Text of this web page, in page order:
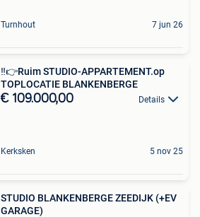
Turnhout 7 jun 26
‼️👉Ruim STUDIO-APPARTEMENT.op
TOPLOCATIE BLANKENBERGE
€ 109.000,00 Details
Kerksken 5 nov 25
STUDIO BLANKENBERGE ZEEDIJK (+EV
GARAGE)